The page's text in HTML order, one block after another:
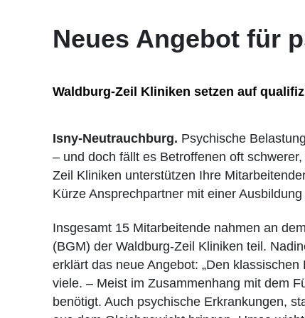
Neues Angebot für
Waldburg-Zeil Kliniken setzen auf
Isny-Neutrauchburg. Psychische
– und doch fällt es Betroffenen oft
Zeil Kliniken unterstützen Ihre
Kürze Ansprechpartner mit einer
Insgesamt 15 Mitarbeitende nahmen an
(BGM) der Waldburg-Zeil Kliniken teil.
erklärt das neue Angebot: „Den
viele. – Meist im Zusammenhang mit dem
benötigt. Auch psychische Erkrankungen,